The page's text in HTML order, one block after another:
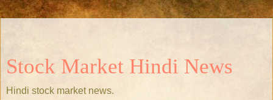
Stock Market Hindi News
Hindi stock market news.